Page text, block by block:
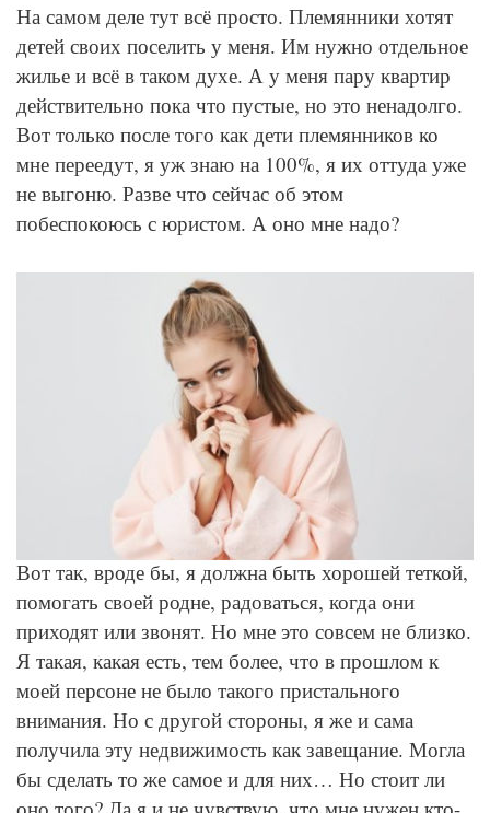
На самом деле тут всё просто. Племянники хотят
детей своих поселить у меня. Им нужно отдельное
жилье и всё в таком духе. А у меня пару квартир
действительно пока что пустые, но это ненадолго.
Вот только после того как дети племянников ко
мне переедут, я уж знаю на 100%, я их оттуда уже
не выгоню. Разве что сейчас об этом
побеспокоюсь с юристом. А оно мне надо?
© Freepik
Вот так, вроде бы, я должна быть хорошей теткой,
помогать своей родне, радоваться, когда они
приходят или звонят. Но мне это совсем не близко.
Я такая, какая есть, тем более, что в прошлом к
моей персоне не было такого пристального
внимания. Но с другой стороны, я же и сама
получила эту недвижимость как завещание. Могла
бы сделать то же самое и для них… Но стоит ли